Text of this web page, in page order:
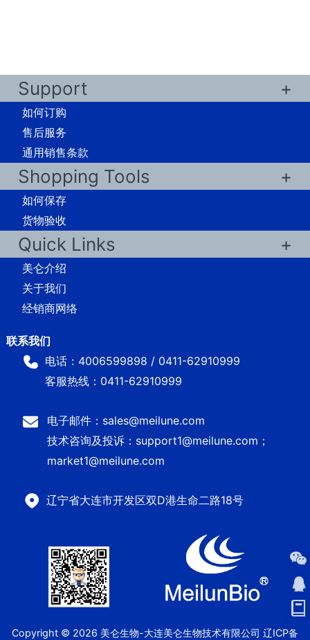
Support
如何订购
售后服务
通用销售条款
Shopping Tools
如何保存
货物验收
Quick Links
美仑介绍
关于我们
经销商网络
电话：4006599898 / 0411-62910999
客服热线：0411-62910999
电子邮件：sales@meilune.com
技术咨询及投诉：support1@meilune.com；
market1@meilune.com
辽宁省大连市开发区双D港生命二路18号
Copyright © 2026 美仑生物-大连美仑生物技术有限公司 辽ICP备